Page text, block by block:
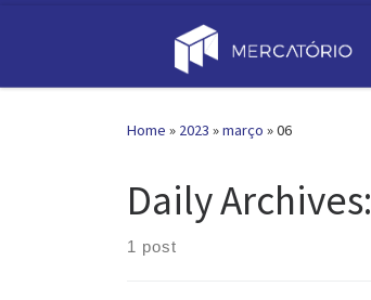
Home » 2023 »março »06
Daily Archives:
1 post